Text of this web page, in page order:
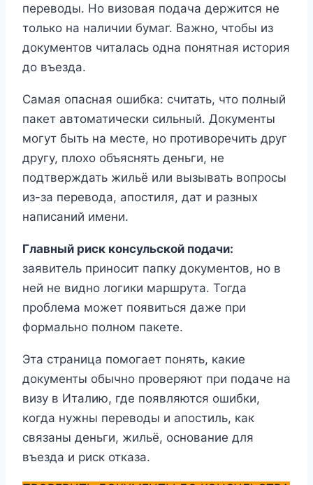
переводы. Но визовая подача держится не
только на наличии бумаг. Важно, чтобы из
документов читалась одна понятная история
до въезда.
Самая опасная ошибка: считать, что полный
пакет автоматически сильный. Документы
могут быть на месте, но противоречить друг
другу, плохо объяснять деньги, не
подтверждать жильё или вызывать вопросы
из-за перевода, апостиля, дат и разных
написаний имени.
Главный риск консульской подачи:
заявитель приносит папку документов, но в
ней не видно логики маршрута. Тогда
проблема может появиться даже при
формально полном пакете.
Эта страница помогает понять, какие
документы обычно проверяют при подаче на
визу в Италию, где появляются ошибки,
когда нужны переводы и апостиль, как
связаны деньги, жильё, основание для
въезда и риск отказа.